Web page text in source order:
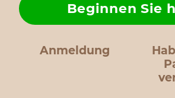
Anmeldung
Beginnen Sie